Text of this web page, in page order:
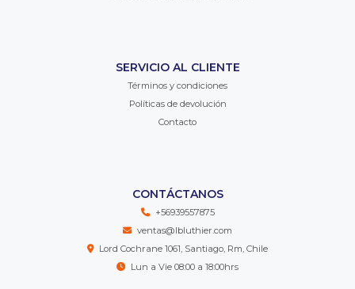
SERVICIO AL CLIENTE
Términos y condiciones
Políticas de devolución
Contacto
CONTÁCTANOS
+56939557875
ventas@lbluthier.com
Lord Cochrane 1061, Santiago, Rm, Chile
Lun a Vie 08:00 a 18:00hrs